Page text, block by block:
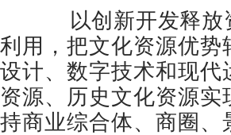
以创新开发释放
利用，把文化资源优
设计、数字技术和现
资源、历史文化资源
持商业综合体、商圈